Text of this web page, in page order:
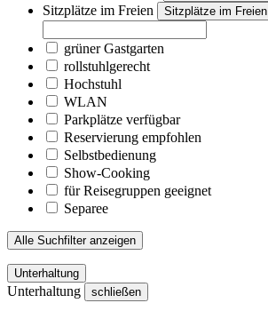
Sitzplätze im Freien
Sitzplätze im Freien
grüner Gastgarten
rollstuhlgerecht
Hochstuhl
WLAN
Parkplätze verfügbar
Reservierung empfohlen
Selbstbedienung
Show-Cooking
für Reisegruppen geeignet
Separee
Alle Suchfilter anzeigen
Unterhaltung
Unterhaltung schließen